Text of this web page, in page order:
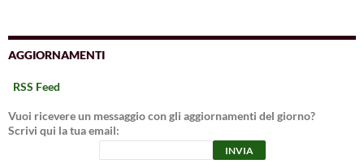
AGGIORNAMENTI
RSS Feed
Vuoi ricevere un messaggio con gli aggiornamenti del giorno?
Scrivi qui la tua email: